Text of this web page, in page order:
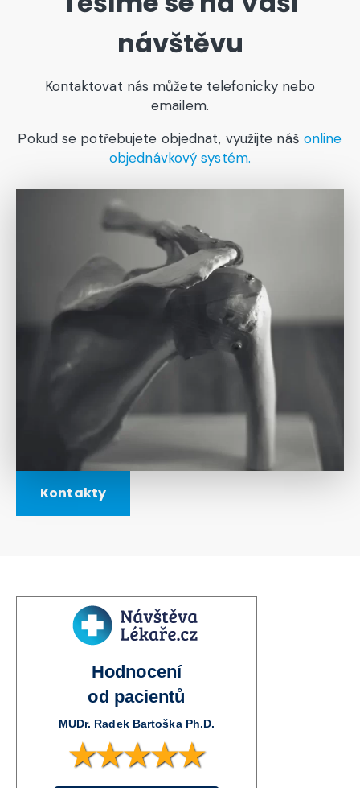
návštěvu
Kontaktovat nás můžete telefonicky nebo
emailem.
Pokud se potřebujete objednat, využijte náš online
objednávkový systém.
Kontakty
Hodnocení
od pacientů
MUDr. Radek Bartoška Ph.D.
★★★★★